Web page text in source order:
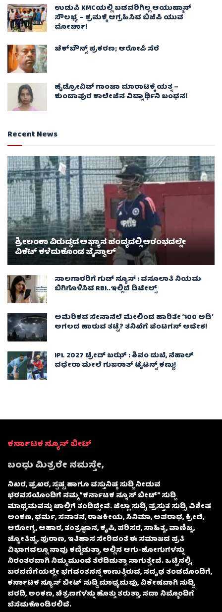
ಉಡುಪಿ KMCಯಲ್ಲಿ ಬಡವರಿಗಿಲ್ಲ ಆಯುಷ್ಮಾನ್
ಸೌಲಭ್ಯ – ಕ್ರಮಕ್ಕೆ ಆಗ್ರಹಿಸಿದ ಬಿಜೆಪಿ ಯುವ
ಮೋರ್ಚಾ!
ಚೆಕ್​ಬೌನ್ಸ್​ ಪ್ರಕರಣ; ಆರೋಪಿ ಸೆರೆ
ಹೈಡ್ರೋವಿಡ್ ಗಾಂಜಾ ಮಾರಾಟಕ್ಕೆ ಯತ್ನ –
ಕುಂದಾಪುರ ಕಾಲೇಜಿನ ವಿದ್ಯಾರ್ಥಿನಿ ಬಂಧನ!
Recent News
ಶ್ರೀಲಂಕಾ ವಿರುದ್ಧದ ಅಭ್ಯಾಸ ಪಂದ್ಯದಲ್ಲಿ ಆರಂಭದಲ್ಲೇ
ವಿಕೆಟ್ ಕಳೆದುಕೊಂಡ ಜೈಸ್ವಾಲ್
ಸಾಲಗಾರರಿಗೆ ಗುಡ್ ನ್ಯೂಸ್ : ವಸೂಲಾತಿ ನಿಯಮ
ಬಿಗಿಗೊಳಿಸಿದ RBI..ಇಲ್ಲಿದೆ ಡಿಟೇಲ್ಸ್
ಅಮೆರಿಕದ ಸೇನಾನೆಲೆ ಮೇಲಿಂದ ಹಾರಿತೇ ‘100 ಅಡಿ’
ಅಗಲದ ಹಾರುವ ತಟ್ಟೆ? ತನಿಖೆಗೆ ಪೆಂಟಗನ್ ಆದೇಶ!
IPL 2027 ಟ್ರೇಡ್‌ ಬಝ್ : ಶಿವಂ ದುಬೆ, ನೆಹಾಲ್
ವಧೇರಾ ಮೇಲೆ ಗುಜರಾತ್ ಟೈಟನ್ಸ್ ಕಣ್ಣು!
ಕರ್ನಾಟಕ ನ್ಯೂಸ್ ಬೀಟ್
ಬಂಧು ಮಿತ್ರರೇ ನಮಸ್ತೇ,
ನಿಖರ, ಪ್ರಖರ, ಸ್ಪಷ್ಟ ಹಾಗೂ ವಸ್ತುನಿಷ್ಠ ಸುದ್ದಿ ನೀಡುವ
ಭರವಸೆಯೊಂದಿಗೆ ನಮ್ಮ “ಕರ್ನಾಟಕ ನ್ಯೂಸ್ ಬೀಟ್” ಸುದ್ದಿ
ಮಾಧ್ಯಮವನ್ನು ಚಾಲ್ತಿಗೆ ತಂದಿದ್ದೇವೆ. ಜಿಲ್ಲಾ ಸುದ್ದಿ, ಪ್ರಸ್ತುತ ಸುದ್ದಿ, ವಿಶೇಷ
ಅಂಕಣ, ಧರ್ಮ, ಸನಾತನ, ರಾಜಕೀಯ, ಸಿನಿಮಾ, ಅಪರಾಧ, ಕ್ರೀಡೆ,
ಆರೋಗ್ಯ, ಆಹಾರ, ತಂತ್ರಜ್ಞಾನ, ಕೃಷಿ, ಪರಿಸರ, ಸಾಹಿತ್ಯ, ವಾಣಿಜ್ಯ,
ಜ್ಯೋತಿಷ್ಯ, ಪುರಾಣ, ಇತಿಹಾಸ ಸೇರಿದಂತೆ ಈ ಸಮಾಜದ ಪ್ರತಿ
ವಿಭಾಗದಲ್ಲೂ ನಾವು ಕಣ್ಣಿಡುತ್ತಾ, ಅಲ್ಲಿನ ಆಗು-ಹೋಗುಗಳನ್ನು
ನಿರಂತರವಾಗಿ ನಿಮ್ಮ ಮುಂದೆ ತೆರೆದಿಡುತ್ತಾ ಸಾಗುತ್ತೇವೆ. ಒಟ್ಟಿನಲ್ಲಿ,
ಬರವಣಿಗೆಯಲ್ಲೇ ಭಗವಂತನನ್ನ ಕಾಣುತ್ತಿರುವ, ಸದೃಢ ತಂಡದೊಂದಿಗೆ,
ಕರ್ನಾಟಕ ನ್ಯೂಸ್ ಬೀಟ್ ಸುದ್ದಿ ಮಾಧ್ಯಮವು, ವಿಶೇಷವಾಗಿ ಸುದ್ದಿ,
ವರದಿ, ಅಂಕಣ, ಚಿತ್ರಣಗಳನ್ನು ಹೊತ್ತು ತರುತ್ತಾ, ಸದಾ ನಿಮ್ಮೊಂದಿಗೆ
ಬೆಸೆದುಕೊಂಡಿರಲಿದೆ.